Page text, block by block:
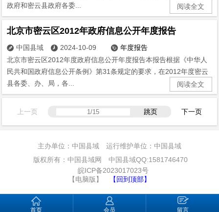
政府和密云县政府各委...
阅读全文
北京市密云区2012年政府信息公开年度报告
 中国县域  2024-10-09  年度报告
北京市密云区2012年度政府信息公开年度报告本报告根据《中华人
民共和国政府信息公开条例》第31条规定的要求，在2012年度密云
县各委、办、局，各...
阅读全文
上一页 跳页 下一页
主办单位：中国县域 运行维护单位：中国县域
版权所有：中国县域网 中国县域QQ:1581746470
皖ICP备2023017023号
【电脑版】
【回到顶部】
首页 会员 留言